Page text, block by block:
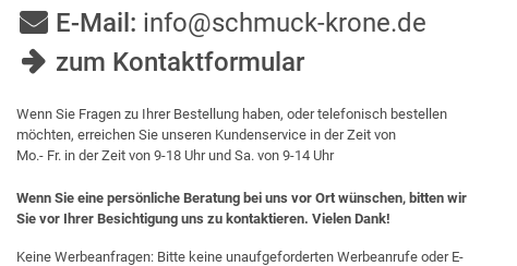
E-Mail: info@schmuck-krone.de
zum Kontaktformular
Wenn Sie Fragen zu Ihrer Bestellung haben, oder telefonisch bestellen
möchten, erreichen Sie unseren Kundenservice in der Zeit von
Mo.- Fr. in der Zeit von 9-18 Uhr und Sa. von 9-14 Uhr
Wenn Sie eine persönliche Beratung bei uns vor Ort wünschen, bitten wir
Sie vor Ihrer Besichtigung uns zu kontaktieren. Vielen Dank!
Keine Werbeanfragen: Bitte keine unaufgeforderten Werbeanrufe oder E-